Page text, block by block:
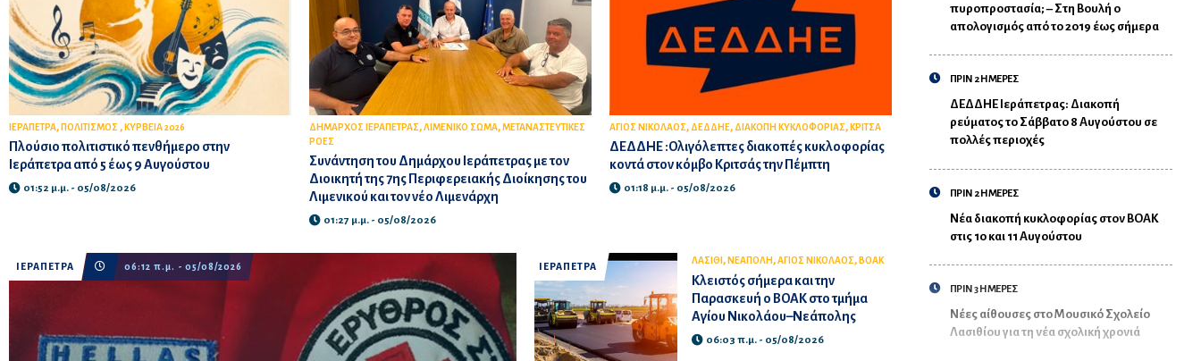
ΙΕΡΑΠΕΤΡΑ, ΠΟΛΙΤΙΣΜΟΣ , ΚΥΡΒΕΙΑ 2026
Πλούσιο πολιτιστικό πενθήμερο στην
Ιεράπετρα από 5 έως 9 Αυγούστου
01:52 μ.μ. - 05/08/2026
ΔΗΜΑΡΧΟΣ ΙΕΡΑΠΕΤΡΑΣ,ΛΙΜΕΝΙΚΟ ΣΩΜΑ,ΜΕΤΑΝΑΣΤΕΥΤΙΚΕΣ
ΡΟΕΣ
Συνάντηση του Δημάρχου Ιεράπετρας με τον
Διοικητή της 7ης Περιφερειακής Διοίκησης του
Λιμενικού και τον νέο Λιμενάρχη
01:27 μ.μ. - 05/08/2026
ΑΓΙΟΣ ΝΙΚΟΛΑΟΣ, ΔΕΔΔΗΕ, ΔΙΑΚΟΠΗ ΚΥΚΛΟΦΟΡΙΑΣ, ΚΡΙΤΣΑ
ΔΕΔΔΗΕ :Ολιγόλεπτες διακοπές κυκλοφορίας
κοντά στον κόμβο Κριτσάς την Πέμπτη
01:18 μ.μ. - 05/08/2026
ΙΕΡΑΠΕΤΡΑ 06:12 π.μ. - 05/08/2026 ΙΕΡΑΠΕΤΡΑ
ΛΑΣΙΘΙ , ΝΕΑΠΟΛΗ,ΑΓΙΟΣ ΝΙΚΟΛΑΟΣ, BOAK
Κλειστός σήμερα και την
Παρασκευή ο ΒΟΑΚ στο τμήμα
Αγίου Νικολάου–Νεάπολης
06:03 π.μ. - 05/08/2026
πυροπροστασία; – Στη Βουλή ο
απολογισμός από το 2019 έως σήμερα
ΠΡΙΝ 2 ΗΜΕΡΕΣ
ΔΕΔΔΗΕ Ιεράπετρας: Διακοπή
ρεύματος το Σάββατο 8 Αυγούστου σε
πολλές περιοχές
ΠΡΙΝ 2 ΗΜΕΡΕΣ
Νέα διακοπή κυκλοφορίας στον ΒΟΑΚ
στις 10 και 11 Αυγούστου
ΠΡΙΝ 3 ΗΜΕΡΕΣ
Νέες αίθουσες στο Μουσικό Σχολείο
Λασιθίου για τη νέα σχολική χρονιά